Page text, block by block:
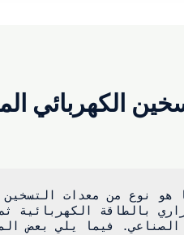
الكهربائي